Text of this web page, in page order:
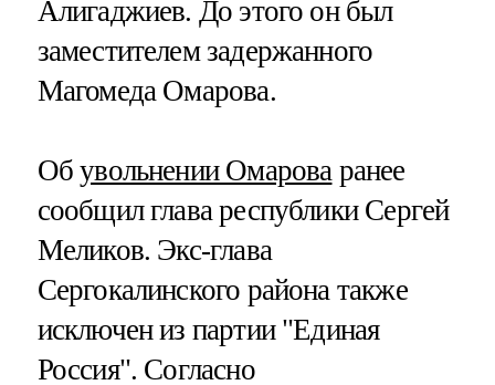
Алигаджиев. До этого он был
заместителем задержанного
Магомеда Омарова.
Обувольнении Омарова ранее
сообщил глава республики Сергей
Меликов. Экс-глава
Сергокалинского района также
исключен из партии "Единая
Россия". Согласно